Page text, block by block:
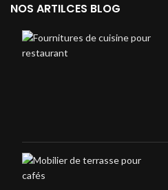
NOS ARTILCES BLOG